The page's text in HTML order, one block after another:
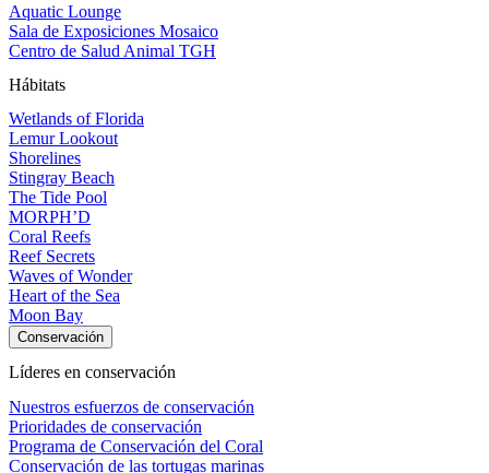
Aquatic Lounge
Sala de Exposiciones Mosaico
Centro de Salud Animal TGH
Hábitats
Wetlands of Florida
Lemur Lookout
Shorelines
Stingray Beach
The Tide Pool
MORPH’D
Coral Reefs
Reef Secrets
Waves of Wonder
Heart of the Sea
Moon Bay
Conservación
Líderes en conservación
Nuestros esfuerzos de conservación
Prioridades de conservación
Programa de Conservación del Coral
Conservación de las tortugas marinas